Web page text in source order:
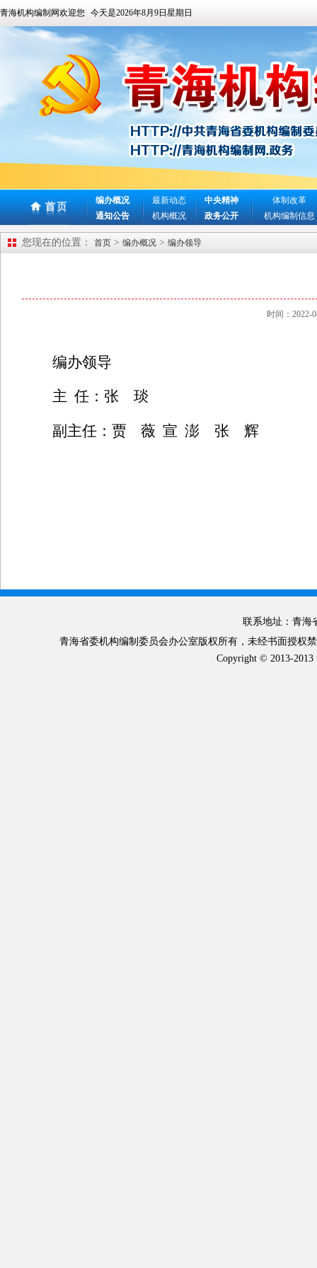
青海机构编制网欢迎您 今天是2026年8月9日星期日
编办概况
通知公告
最新动态
机构概况
中央精神
政务公开
体制改革
机构编制信息
您现在的位置： 首页 > 编办概况 > 编办领导
时间：
编办领导
主 任：张 琰
副主任： 贾 薇 宣 澎 张 辉
联系地址：青
青海省委机构编制委员会办公室版权所有，未经书面授权
Copyright © 2013-2013